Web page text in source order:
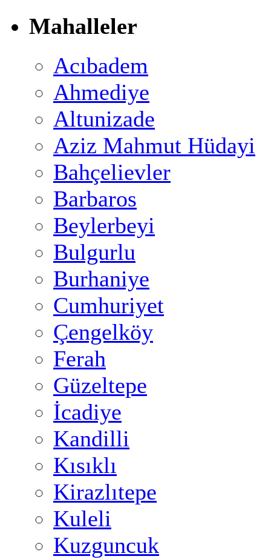
Mahalleler
Acıbadem
Ahmediye
Altunizade
Aziz Mahmut Hüdayi
Bahçelievler
Barbaros
Beylerbeyi
Bulgurlu
Burhaniye
Cumhuriyet
Çengelköy
Ferah
Güzeltepe
İcadiye
Kandilli
Kısıklı
Kirazlıtepe
Kuleli
Kuzguncuk